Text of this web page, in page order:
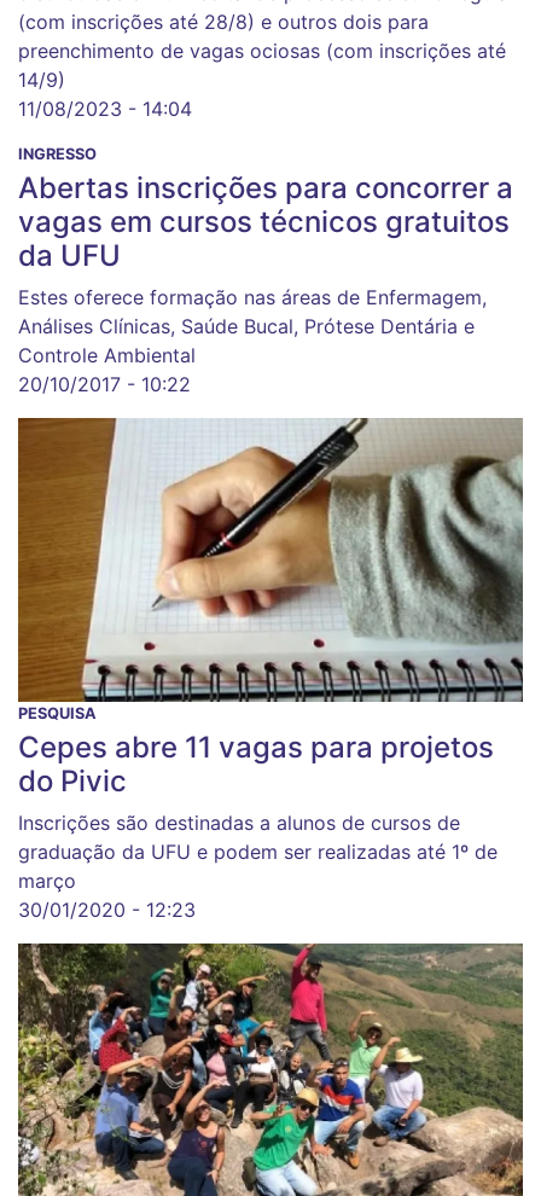
(com inscrições até 28/8) e outros dois para
preenchimento de vagas ociosas (com inscrições até
14/9)
11/08/2023 - 14:04
INGRESSO
Abertas inscrições para concorrer a
vagas em cursos técnicos gratuitos
da UFU
Estes oferece formação nas áreas de Enfermagem,
Análises Clínicas, Saúde Bucal, Prótese Dentária e
Controle Ambiental
20/10/2017 - 10:22
PESQUISA
Cepes abre 11 vagas para projetos
do Pivic
Inscrições são destinadas a alunos de cursos de
graduação da UFU e podem ser realizadas até 1º de
março
30/01/2020 - 12:23